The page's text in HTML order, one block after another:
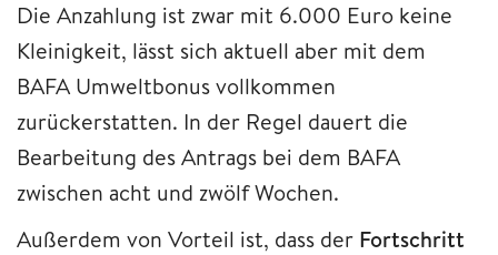
Die Anzahlung ist zwar mit 6.000 Euro keine
Kleinigkeit, lässt sich aktuell aber mit dem
BAFA Umweltbonus vollkommen
zurückerstatten. In der Regel dauert die
Bearbeitung des Antrags bei dem BAFA
zwischen acht und zwölf Wochen.
Außerdem von Vorteil ist, dass der Fortschritt